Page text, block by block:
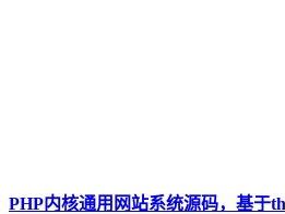
PHP内核通用网站系统源码，基于